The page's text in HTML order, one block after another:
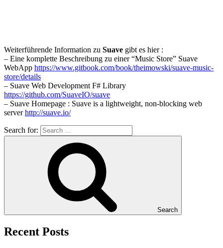
Weiterführende Information zu Suave gibt es hier :
– Eine komplette Beschreibung zu einer “Music Store” Suave
WebApp https://www.gitbook.com/book/theimowski/suave-music-
store/details
– Suave Web Development F# Library
https://github.com/SuaveIO/suave
– Suave Homepage : Suave is a lightweight, non-blocking web
serverhttp://suave.io/
Search for:
Search
Recent Posts